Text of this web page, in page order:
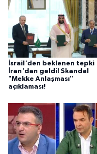
İsrail'den beklenen tepki
İran'dan geldi! Skandal
"Mekke Anlaşması"
açıklaması!